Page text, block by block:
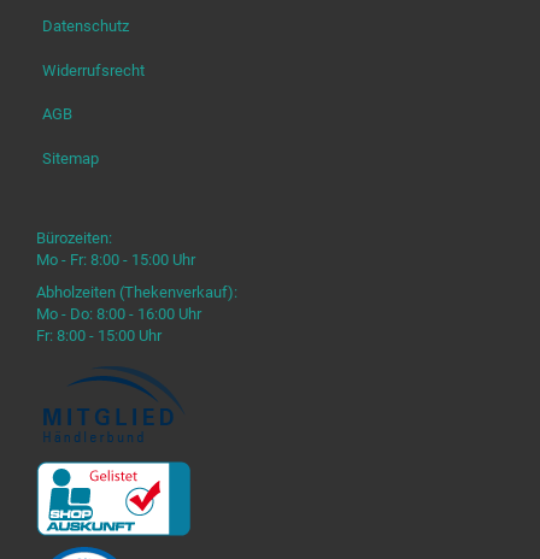
Datenschutz
Widerrufsrecht
AGB
Sitemap
Bürozeiten:
Mo - Fr: 8:00 - 15:00 Uhr
Abholzeiten (Thekenverkauf):
Mo - Do: 8:00 - 16:00 Uhr
Fr: 8:00 - 15:00 Uhr